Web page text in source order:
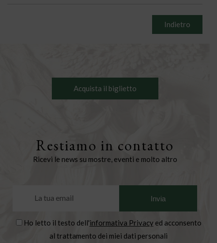
Indietro
Acquista il biglietto
Restiamo in contatto
Ricevi le news su mostre, eventi e molto altro
Ho letto il testo dell'informativa Privacyed acconsento
al trattamento dei miei dati personali